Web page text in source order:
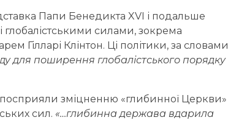
Папи Бенедикта XVI і подальше
глобалістськими силами, зокрема
Гілларі Клінтон. Ці політики, за словами
для поширення глобалістського порядку
зміцненню «глибинної Церкви»
сил. «…глибинна держава вдарила